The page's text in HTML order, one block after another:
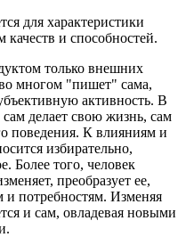
для характеристики
и способностей.
только внешних
многом "пишет" сама,
активность. В
делает свою жизнь, сам
поведения. К влияниям и
избирательно,
Более того, человек
преобразует ее,
потребностям. Изменяя
и сам, овладевая новыми